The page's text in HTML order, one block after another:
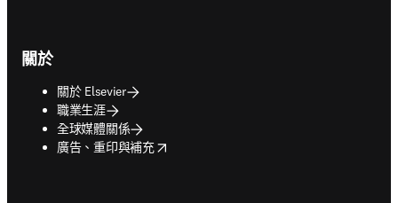
關於
關於 Elsevier
職業生涯
全球媒體關係
廣告、重印與補充
opens in new tab/window